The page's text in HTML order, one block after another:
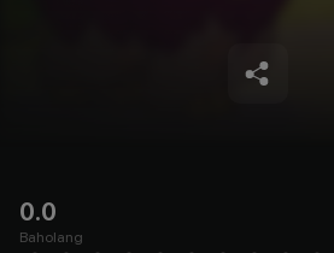
0.0
Baholang